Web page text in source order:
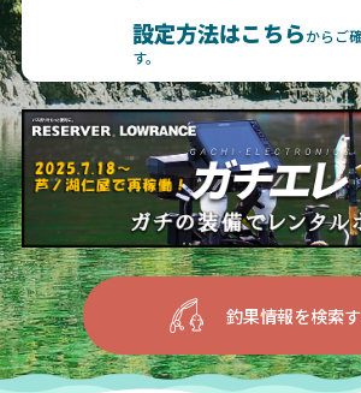
設定方法はこちらからご
す。
釣果情報を検索